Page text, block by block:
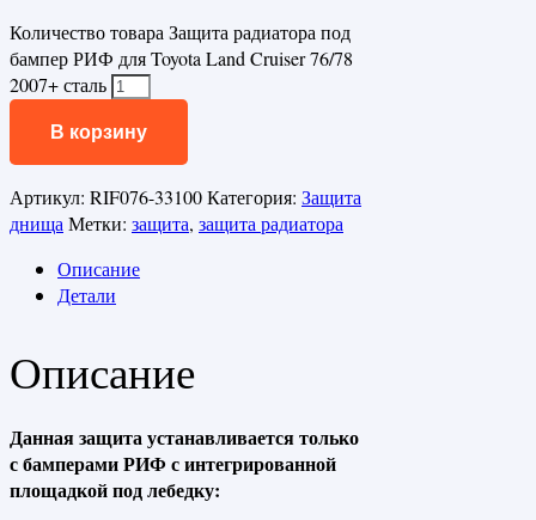
Количество товара Защита радиатора под
бампер РИФ для Toyota Land Cruiser 76/78
2007+ сталь
В корзину
Артикул: RIF076-33100Категория: Защита
днища Метки: защита, защита радиатора
Описание
Детали
Описание
Данная защита устанавливается только
с бамперами РИФ с интегрированной
площадкой под лебедку: